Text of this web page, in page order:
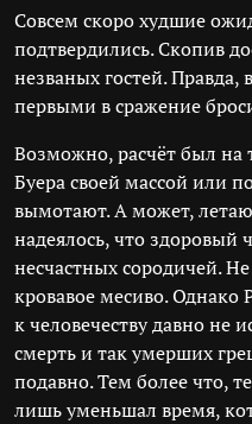
Совсем скоро худшие
подтвердились. Скопив
незваных гостей.
первыми в сражение
Возможно, расчёт был на
Буера своей массой или
вымотают. А может,
надеялось, что здоровый
несчастных сородичей.
кровавое месиво. Однако
к человечеству давно не
смерть и так умерших
подавно. Тем более что,
лишь уменьшал время,